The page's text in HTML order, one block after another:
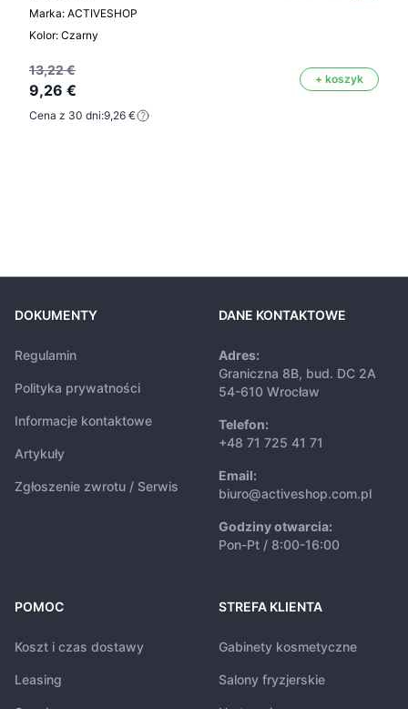
Marka: ACTIVESHOP
Kolor: Czarny
13,22 €
9,26 €
+ koszyk
Cena z 30 dni:9,26 €
DOKUMENTY
Regulamin
Polityka prywatności
Informacje kontaktowe
Artykuły
Zgłoszenie zwrotu / Serwis
DANE KONTAKTOWE
Adres:
Graniczna 8B, bud. DC 2A
54-610 Wrocław
Telefon:
+48 71 725 41 71
Email:
biuro@activeshop.com.pl
Godziny otwarcia:
Pon-Pt / 8:00-16:00
POMOC
Koszt i czas dostawy
Leasing
STREFA KLIENTA
Gabinety kosmetyczne
Salony fryzjerskie